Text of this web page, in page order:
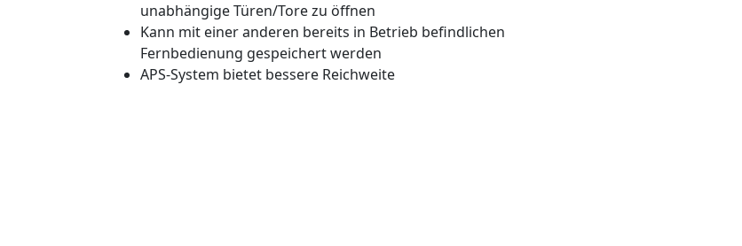
unabhängige Türen/Tore zu öffnen
Kann mit einer anderen bereits in Betrieb befindlichen
Fernbedienung gespeichert werden
APS-System bietet bessere Reichweite